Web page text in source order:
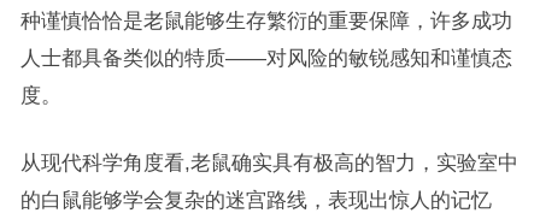
种谨慎恰恰是老鼠能够生存繁衍的重要保障，许多成功
人士都具备类似的特质——对风险的敏锐感知和谨慎态
度。
从现代科学角度看,老鼠确实具有极高的智力，实验室中
的白鼠能够学会复杂的迷宫路线，表现出惊人的记忆